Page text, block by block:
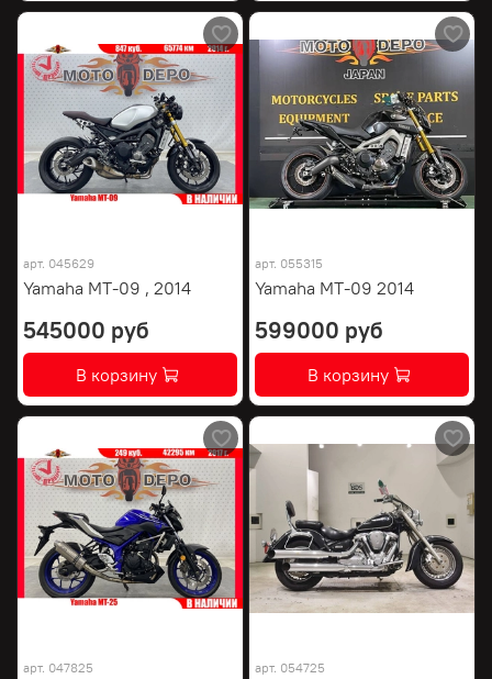
арт. 045629
Yamaha MT-09 , 2014
545000 руб
В корзину
арт. 055315
Yamaha MT-09 2014
599000 руб
В корзину
арт. 047825 арт. 054725